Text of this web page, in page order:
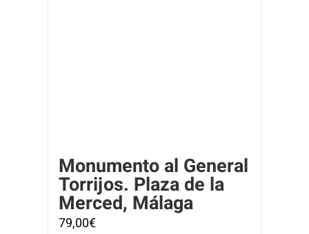
Monumento al General
Torrijos. Plaza de la
Merced, Málaga
79,00€